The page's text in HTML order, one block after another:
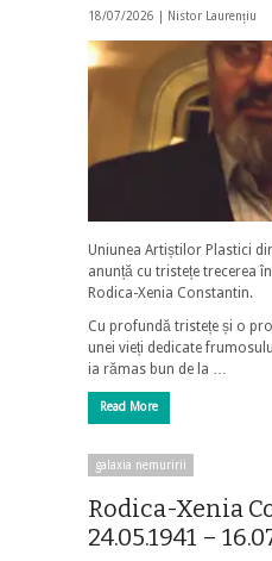
18/07/2026 | Nistor Laurențiu
Uniunea Artiștilor Plastici
anunță cu tristețe trecerea
Rodica-Xenia Constantin.
Cu profundă tristețe și o
unei vieți dedicate
ia rămas bun de la …
Read More
galaxia nemuririi
Rodica-Xenia
24.05.1941 –